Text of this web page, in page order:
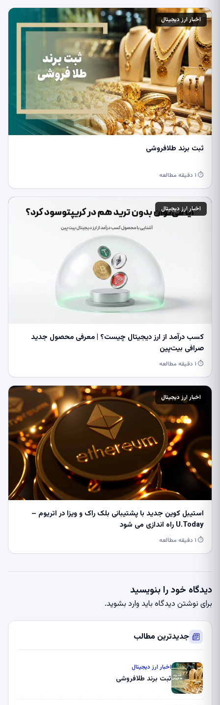
اخبار ارز دیجیتال
ثبت برند طلافروشی
⏱ ۱ دقیقه مطالعه
اخبار ارز دیجیتال
کسب درآمد از ارز دیجیتال چیست؟ | معرفی محصول جدید
صرافی بیت‌پین
⏱ ۱ دقیقه مطالعه
اخبار ارز دیجیتال
استیبل کوین جدید با پشتیبانی بلک راک و ویزا در اتریوم –
U.Today راه اندازی می شود
⏱ ۱ دقیقه مطالعه
دیدگاه خود را بنویسید
برای نوشتن دیدگاه باید وارد بشوید.
جدیدترین مطالب
اخبار ارز دیجیتال
ثبت برند طلافروشی